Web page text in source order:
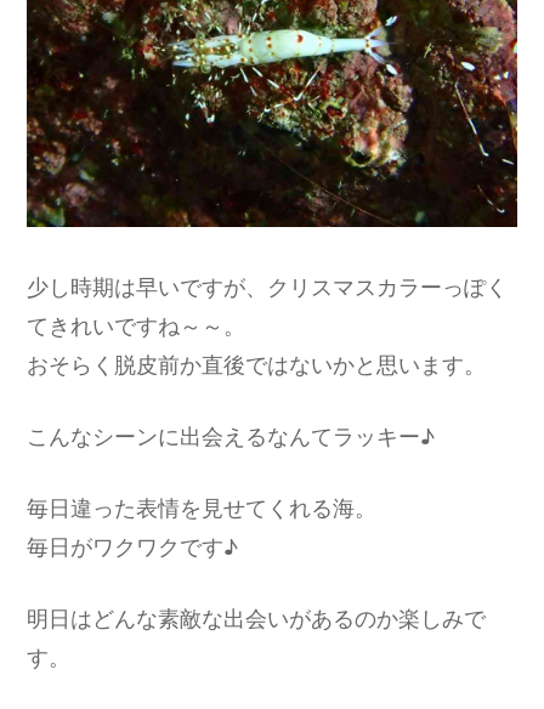
少し時期は早いですが、クリスマスカラーっぽく
てきれいですね～～。
おそらく脱皮前か直後ではないかと思います。
こんなシーンに出会えるなんてラッキー♪
毎日違った表情を見せてくれる海。
毎日がワクワクです♪
明日はどんな素敵な出会いがあるのか楽しみで
す。